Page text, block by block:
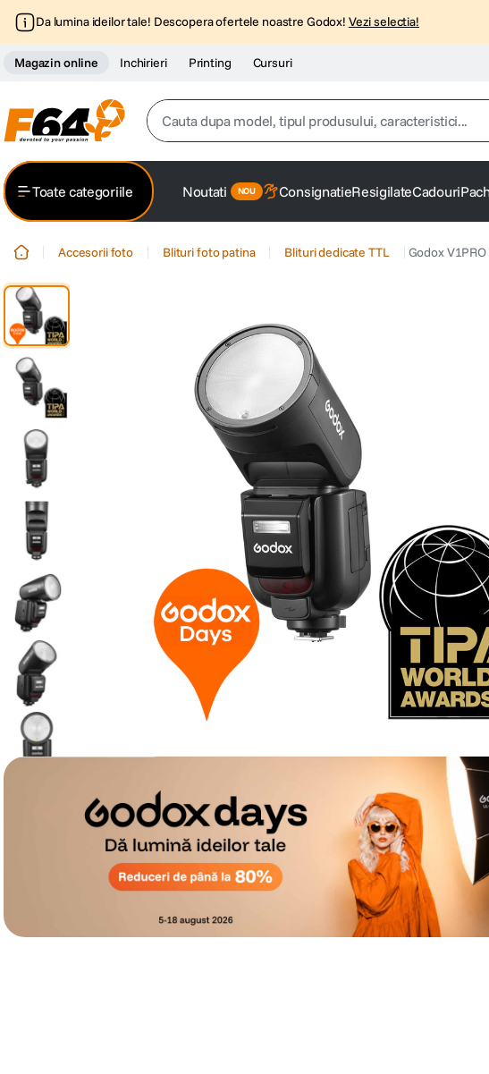
Da lumina ideilor tale! Descopera ofertele noastre Godox! Vezi selectia!
Magazin online Inchirieri Printing Cursuri
Cauta dupa model, tipul produsului, caracteristici...
2 . trepied
peak design
canon sx740 hs
lavaliera
sony fx
card memorie
dji mic mini
10 dji osmo
Toate categoriile Noutati ConsignatieResigilateCadouri
Accesorii foto Blituri foto patina Blituri dedicate TTL Godox